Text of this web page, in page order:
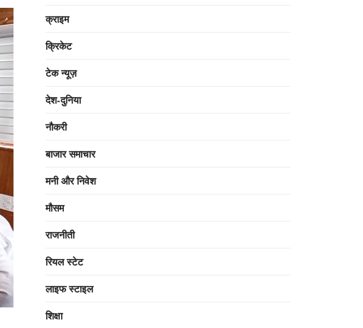
क्राइम
क्रिकेट
टेक न्यूज़
देश-दुनिया
नौकरी
बाजार समाचार
मनी और निवेश
मौसम
राजनीती
रियल स्टेट
लाइफ स्टाइल
शिक्षा